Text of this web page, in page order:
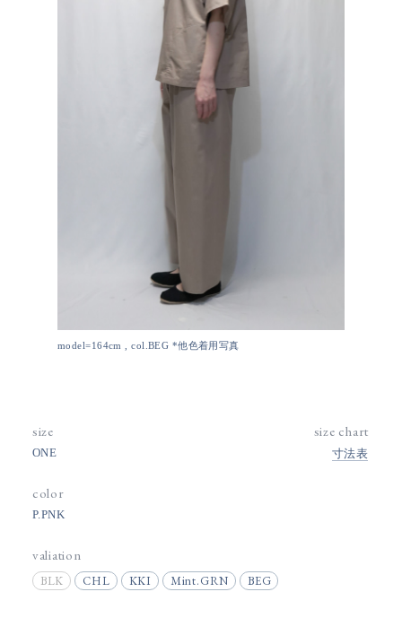
model=164cm , col.BEG *他色着用写真
size size chart
ONE 寸法表
color
P.PNK
valiation
BLK CHL KKI Mint.GRN BEG